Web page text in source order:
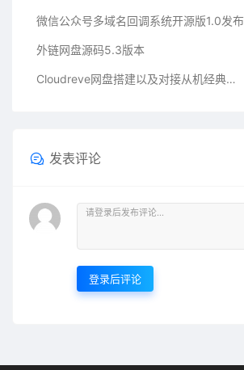
微信公众号多域名回调系统开源版1.0发布
外链网盘源码5.3版本
Cloudreve网盘搭建以及对接从机经典教程
发表评论
登录后评论